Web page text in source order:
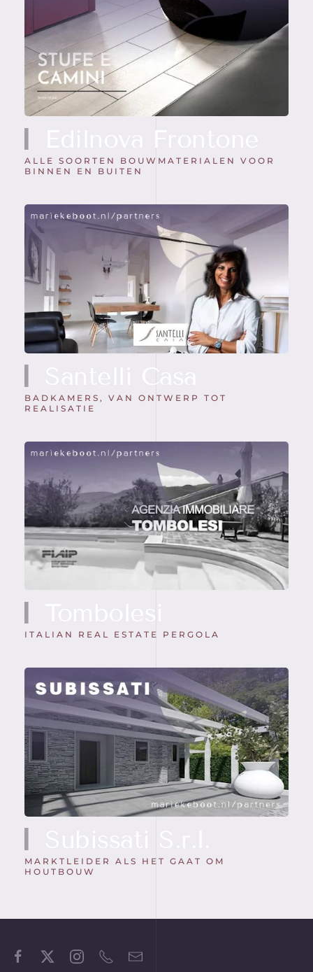
Edilnova Frontone
ALLE SOORTEN BOUWMATERIALEN VOOR
BINNEN EN BUITEN
Santelli Casa
BADKAMERS, VAN ONTWERP TOT
REALISATIE
ITALIAN REAL ESTATE PERGOLA
MARKTLEIDER ALS HET GAAT OM
HOUTBOUW